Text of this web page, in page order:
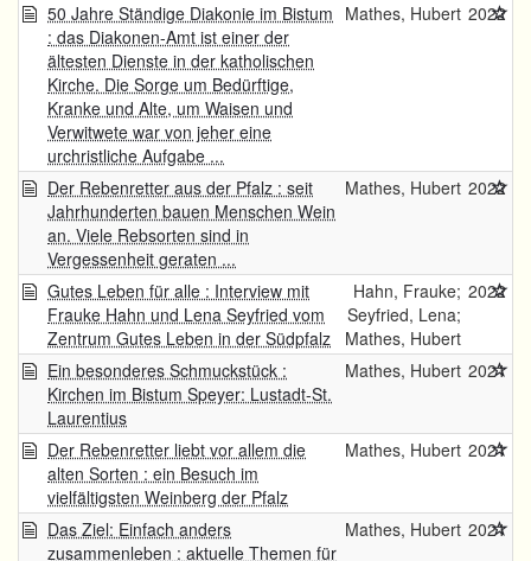
50 Jahre Ständige Diakonie im Bistum
: das Diakonen-Amt ist einer der
ältesten Dienste in der katholischen
Kirche. Die Sorge um Bedürftige,
Kranke und Alte, um Waisen und
Verwitwete war von jeher eine
urchristliche Aufgabe ...
Mathes, Hubert 2022
Der Rebenretter aus der Pfalz : seit
Jahrhunderten bauen Menschen Wein
an. Viele Rebsorten sind in
Vergessenheit geraten ...
Mathes, Hubert 2022
Gutes Leben für alle : Interview mit
Frauke Hahn und Lena Seyfried vom
Zentrum Gutes Leben in der Südpfalz
Hahn, Frauke;
Seyfried, Lena;
Mathes, Hubert
2022
Ein besonderes Schmuckstück :
Kirchen im Bistum Speyer: Lustadt-St.
Laurentius
Mathes, Hubert 2021
Der Rebenretter liebt vor allem die
alten Sorten : ein Besuch im
vielfältigsten Weinberg der Pfalz
Mathes, Hubert 2021
Das Ziel: Einfach anders
zusammenleben : aktuelle Themen für
Mathes, Hubert 2021